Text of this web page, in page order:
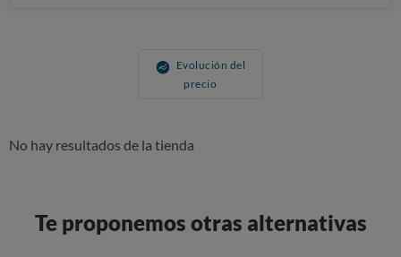
Evolución del
precio
No hay resultados de la tienda
Te proponemos otras alternativas